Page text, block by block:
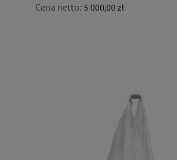
Cena netto: 5 000,00 zł